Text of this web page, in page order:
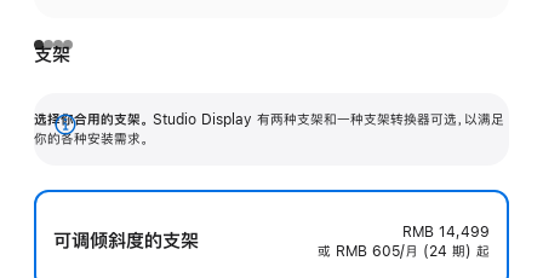
支架
选择你合用的支架。 Studio Display 有两种支架和一种支架转换器可选，以满足
你的各种安装需求。
展
可调倾斜度的支架
RMB 14,499
或 RMB 605/月 (24 期) 起